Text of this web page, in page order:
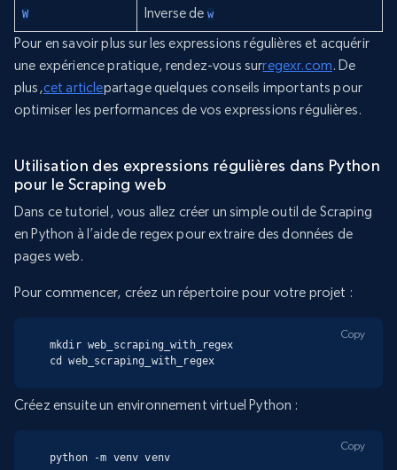
W Inverse de w
Pour en savoir plus sur les expressions régulières et acquérir
une expérience pratique, rendez-vous surregexr.com. De
plus,cet articlepartage quelques conseils importants pour
optimiser les performances de vos expressions régulières.
Utilisation des expressions régulières dans Python
pour le Scraping web
Dans ce tutoriel, vous allez créer un simple outil de Scraping
en Python à l’aide de regex pour extraire des données de
pages web.
Pour commencer, créez un répertoire pour votre projet :
mkdir web_scraping_with_regex
cd web_scraping_with_regex
Copy
Créez ensuite un environnement virtuel Python :
python -m venv venv
Copy